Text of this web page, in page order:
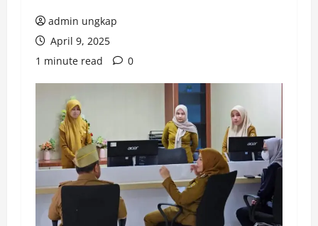
admin ungkap
April 9, 2025
1 minute read
0